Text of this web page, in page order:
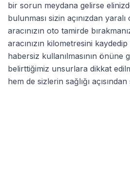
bir sorun meydana gelirse
bulunması sizin açınızdan
aracınızın oto tamirde
aracınızın kilometresini kaydedip
habersiz kullanılmasının önüne
belirttiğimiz unsurlara dikkat
hem de sizlerin sağlığı